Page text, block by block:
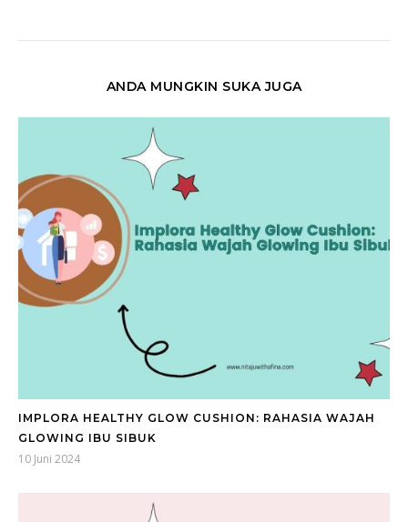
ANDA MUNGKIN SUKA JUGA
IMPLORA HEALTHY GLOW CUSHION: RAHASIA WAJAH
GLOWING IBU SIBUK
10 Juni 2024